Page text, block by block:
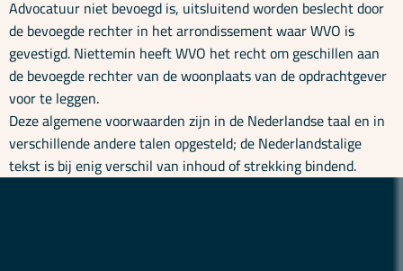
Advocatuur niet bevoegd is, uitsluitend worden beslecht door
de bevoegde rechter in het arrondissement waar WVO is
gevestigd. Niettemin heeft WVO het recht om geschillen aan
de bevoegde rechter van de woonplaats van de opdrachtgever
voor te leggen.
Deze algemene voorwaarden zijn in de Nederlandse taal en in
verschillende andere talen opgesteld; de Nederlandstalige
tekst is bij enig verschil van inhoud of strekking bindend.